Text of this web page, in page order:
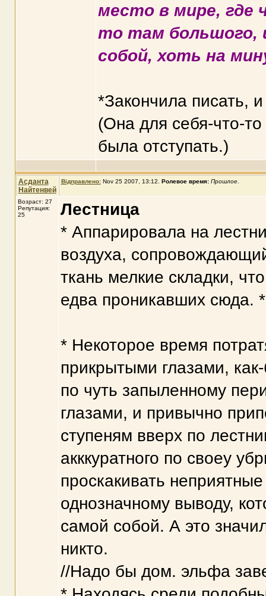
место в мире, где
то там большого,
собой, хоть на
*Закончила писать,
(Она для себя-что-
была отступать.)
Асданта
Найтенвей
Відправлено: Nov 25 2007, 13:12 Ролевое время: Прошлое.
Возраст: 27
Репутация:
25
Лестница
* Аппарировала на
воздуха,
ткань мелкие складки,
едва проникавших сюда. *
* Некоторое время
прикрытыми глазами,
по чуть запыленному
глазами, и привычно
ступеням вверх по
акккуратного по своеу
проскакивать
однозначному выводу,
самой собой. А это
никто.
//Надо бы дом. эльфа